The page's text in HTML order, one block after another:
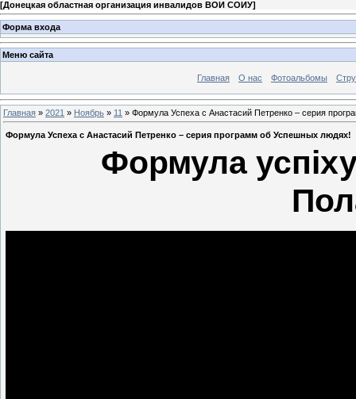
[Донецкая областная организация инвалидов ВОИ СОИУ]
Форма входа
Меню сайта
Главная О нас Фотоальбомы
Главная » 2021 » Ноябрь » 11 » Формула Успеха с Анастасий Петренко – серия
Формула Успеха с Анастасий Петренко – серия программ об Успешных людях!
Формула